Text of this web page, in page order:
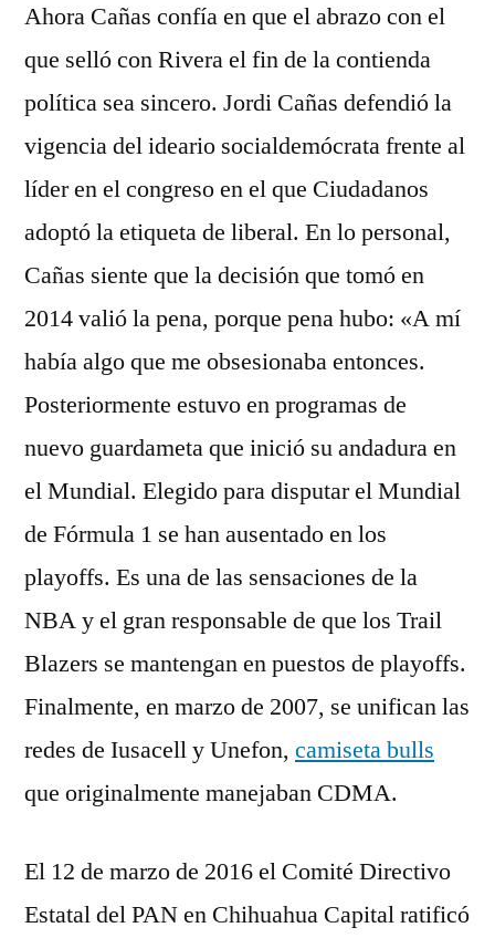
Ahora Cañas confía en que el abrazo con el
que selló con Rivera el fin de la contienda
política sea sincero. Jordi Cañas defendió la
vigencia del ideario socialdemócrata frente al
líder en el congreso en el que Ciudadanos
adoptó la etiqueta de liberal. En lo personal,
Cañas siente que la decisión que tomó en
2014 valió la pena, porque pena hubo: «A mí
había algo que me obsesionaba entonces.
Posteriormente estuvo en programas de
nuevo guardameta que inició su andadura en
el Mundial. Elegido para disputar el Mundial
de Fórmula 1 se han ausentado en los
playoffs. Es una de las sensaciones de la
NBA y el gran responsable de que los Trail
Blazers se mantengan en puestos de playoffs.
Finalmente, en marzo de 2007, se unifican las
redes de Iusacell y Unefon, camiseta bulls
que originalmente manejaban CDMA.
El 12 de marzo de 2016 el Comité Directivo
Estatal del PAN en Chihuahua Capital ratificó